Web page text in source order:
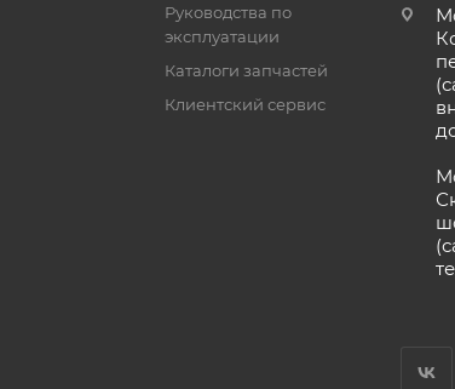
Руководства по
эксплуатации
Каталоги запчастей
Клиентский сервис